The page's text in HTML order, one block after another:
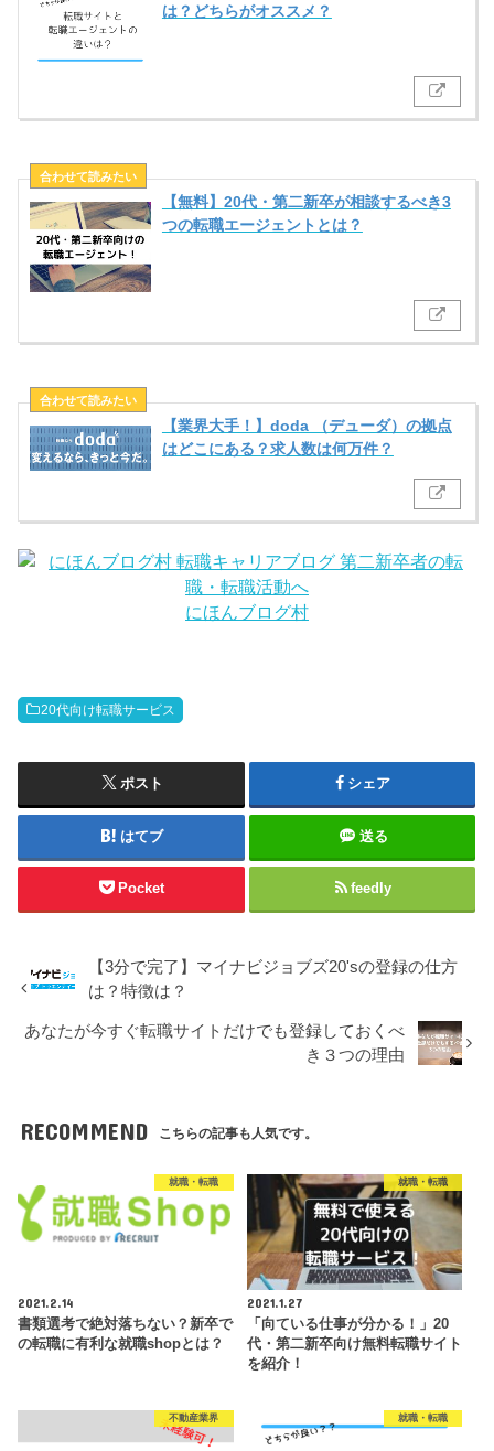
は？どちらがオススメ？
【無料】20代・第二新卒が相談するべき3
つの転職エージェントとは？
【業界大手！】doda （デューダ）の拠点
はどこにある？求人数は何万件？
にほんブログ村
20代向け転職サービス
ポスト シェア
はてブ 送る
Pocket feedly
【3分で完了】マイナビジョブズ20'sの登録の仕方
は？特徴は？
あなたが今すぐ転職サイトだけでも登録しておくべ
き３つの理由
RECOMMEND こちらの記事も人気です。
就職・転職
2021.2.14
書類選考で絶対落ちない？新卒で
の転職に有利な就職shopとは？
就職・転職
2021.1.27
「向ている仕事が分かる！」20
代・第二新卒向け無料転職サイト
を紹介！
不動産業界 就職・転職